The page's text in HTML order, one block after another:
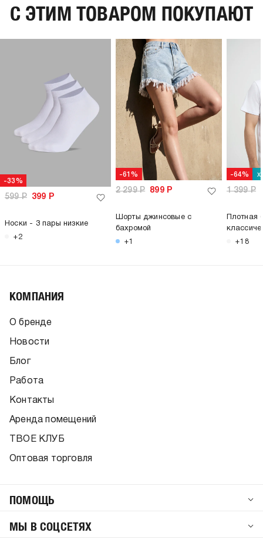
C ЭТИМ ТОВАРОМ ПОКУПАЮТ
-33%
599Р 399 Р
Носки - 3 пары низкие
+2
-61%
2 299Р 899Р
Шорты джинсовые с
бахромой
+1
-64%
1 399Р
Плотная
+18
КОМПАНИЯ
О бренде
Новости
Блог
Работа
Контакты
Аренда помещений
ТВОЕ КЛУБ
Оптовая торговля
ПОМОЩЬ
МЫ В СОЦСЕТЯХ